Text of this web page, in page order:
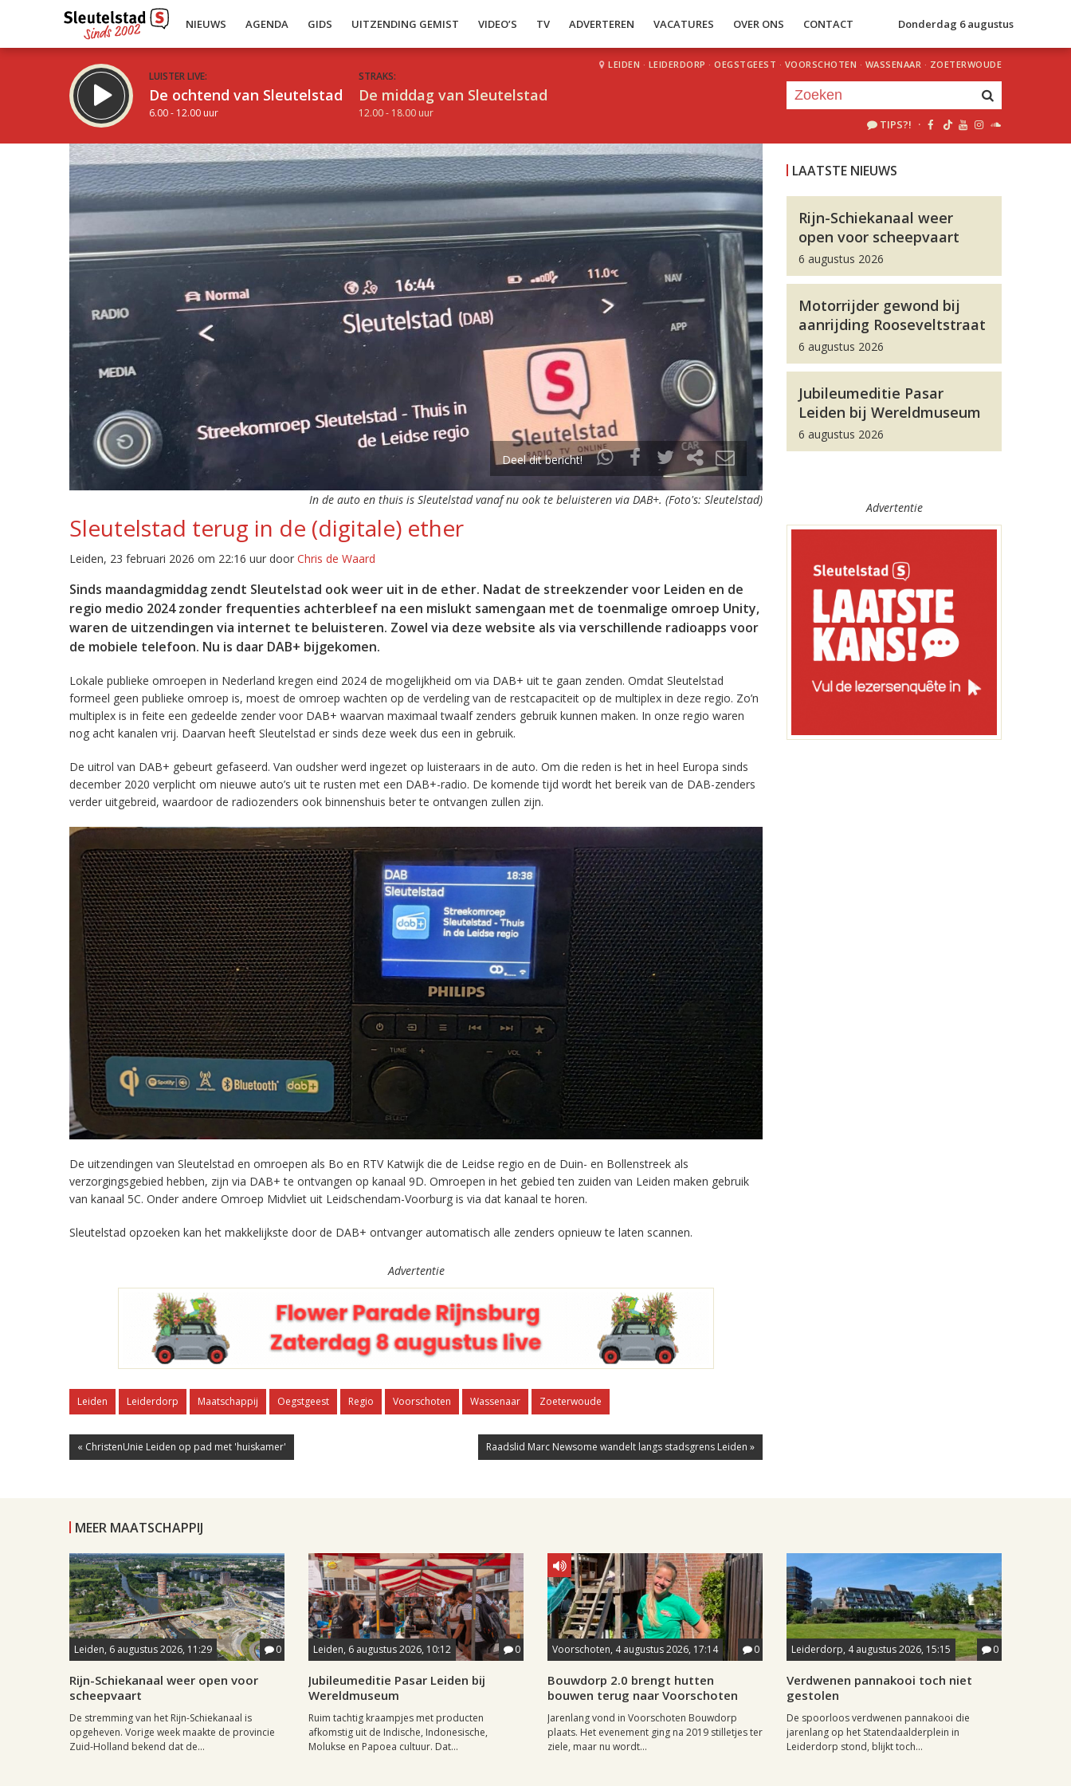
NIEUWS AGENDA GIDS UITZENDING GEMIST VIDEO’S TV ADVERTEREN VACATURES OVER ONS CONTACT Donderdag 6 augustus
LUISTER LIVE:
De ochtend van Sleutelstad
6.00 - 12.00 uur
STRAKS:
De middag van Sleutelstad
12.00 - 18.00 uur
LEIDEN · LEIDERDORP · OEGSTGEEST · VOORSCHOTEN · WASSENAAR · ZOETERWOUDE
TIPS?! ·
Deel dit bericht!
In de auto en thuis is Sleutelstad vanaf nu ook te beluisteren via DAB+. (Foto's: Sleutelstad)
Sleutelstad terug in de (digitale) ether
Leiden, 23 februari 2026 om 22:16 uur door Chris de Waard
Sinds maandagmiddag zendt Sleutelstad ook weer uit in de ether. Nadat de streekzender voor Leiden en de
regio medio 2024 zonder frequenties achterbleef na een mislukt samengaan met de toenmalige omroep Unity,
waren de uitzendingen via internet te beluisteren. Zowel via deze website als via verschillende radioapps voor
de mobiele telefoon. Nu is daar DAB+ bijgekomen.
Lokale publieke omroepen in Nederland kregen eind 2024 de mogelijkheid om via DAB+ uit te gaan zenden. Omdat Sleutelstad
formeel geen publieke omroep is, moest de omroep wachten op de verdeling van de restcapaciteit op de multiplex in deze regio. Zo’n
multiplex is in feite een gedeelde zender voor DAB+ waarvan maximaal twaalf zenders gebruik kunnen maken. In onze regio waren
nog acht kanalen vrij. Daarvan heeft Sleutelstad er sinds deze week dus een in gebruik.
De uitrol van DAB+ gebeurt gefaseerd. Van oudsher werd ingezet op luisteraars in de auto. Om die reden is het in heel Europa sinds
december 2020 verplicht om nieuwe auto’s uit te rusten met een DAB+-radio. De komende tijd wordt het bereik van de DAB-zenders
verder uitgebreid, waardoor de radiozenders ook binnenshuis beter te ontvangen zullen zijn.
De uitzendingen van Sleutelstad en omroepen als Bo en RTV Katwijk die de Leidse regio en de Duin- en Bollenstreek als
verzorgingsgebied hebben, zijn via DAB+ te ontvangen op kanaal 9D. Omroepen in het gebied ten zuiden van Leiden maken gebruik
van kanaal 5C. Onder andere Omroep Midvliet uit Leidschendam-Voorburg is via dat kanaal te horen.
Sleutelstad opzoeken kan het makkelijkste door de DAB+ ontvanger automatisch alle zenders opnieuw te laten scannen.
Advertentie
Leiden Leiderdorp Maatschappij Oegstgeest Regio Voorschoten Wassenaar Zoeterwoude
« ChristenUnie Leiden op pad met 'huiskamer' Raadslid Marc Newsome wandelt langs stadsgrens Leiden »
LAATSTE NIEUWS
Rijn-Schiekanaal weer
open voor scheepvaart
6 augustus 2026
Motorrijder gewond bij
aanrijding Rooseveltstraat
6 augustus 2026
Jubileumeditie Pasar
Leiden bij Wereldmuseum
6 augustus 2026
Advertentie
MEER MAATSCHAPPIJ
Leiden, 6 augustus 2026, 11:29 0
Rijn-Schiekanaal weer open voor
scheepvaart
De stremming van het Rijn-Schiekanaal is
opgeheven. Vorige week maakte de provincie
Zuid-Holland bekend dat de...
Leiden, 6 augustus 2026, 10:12 0
Jubileumeditie Pasar Leiden bij
Wereldmuseum
Ruim tachtig kraampjes met producten
afkomstig uit de Indische, Indonesische,
Molukse en Papoea cultuur. Dat...
Voorschoten, 4 augustus 2026, 17:14 0
Bouwdorp 2.0 brengt hutten
bouwen terug naar Voorschoten
Jarenlang vond in Voorschoten Bouwdorp
plaats. Het evenement ging na 2019 stilletjes ter
ziele, maar nu wordt...
Leiderdorp, 4 augustus 2026, 15:15 0
Verdwenen pannakooi toch niet
gestolen
De spoorloos verdwenen pannakooi die
jarenlang op het Statendaalderplein in
Leiderdorp stond, blijkt toch...